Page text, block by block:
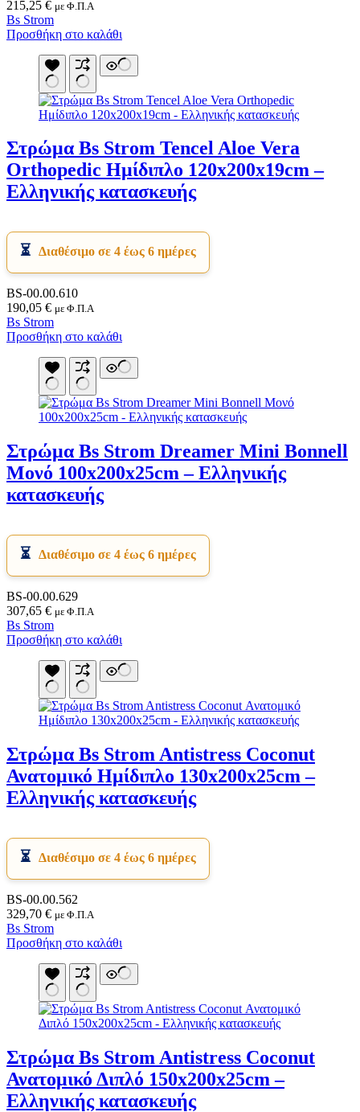
215,25 € με Φ.Π.Α
Bs Strom
Προσθήκη στο καλάθι
Στρώμα Bs Strom Tencel Aloe Vera
Orthopedic Ημίδιπλο 120x200x19cm –
Ελληνικής κατασκευής
Διαθέσιμο σε 4 έως 6 ημέρες
BS-00.00.610
190,05 € με Φ.Π.Α
Bs Strom
Προσθήκη στο καλάθι
Στρώμα Bs Strom Dreamer Mini Bonnell
Μονό 100x200x25cm – Ελληνικής
κατασκευής
Διαθέσιμο σε 4 έως 6 ημέρες
BS-00.00.629
307,65 € με Φ.Π.Α
Bs Strom
Προσθήκη στο καλάθι
Στρώμα Bs Strom Antistress Coconut
Ανατομικό Ημίδιπλο 130x200x25cm –
Ελληνικής κατασκευής
Διαθέσιμο σε 4 έως 6 ημέρες
BS-00.00.562
329,70 € με Φ.Π.Α
Bs Strom
Προσθήκη στο καλάθι
Στρώμα Bs Strom Antistress Coconut
Ανατομικό Διπλό 150x200x25cm –
Ελληνικής κατασκευής